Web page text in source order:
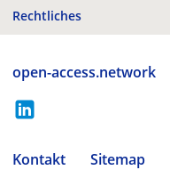
Rechtliches
open-access.network
Kontakt Sitemap